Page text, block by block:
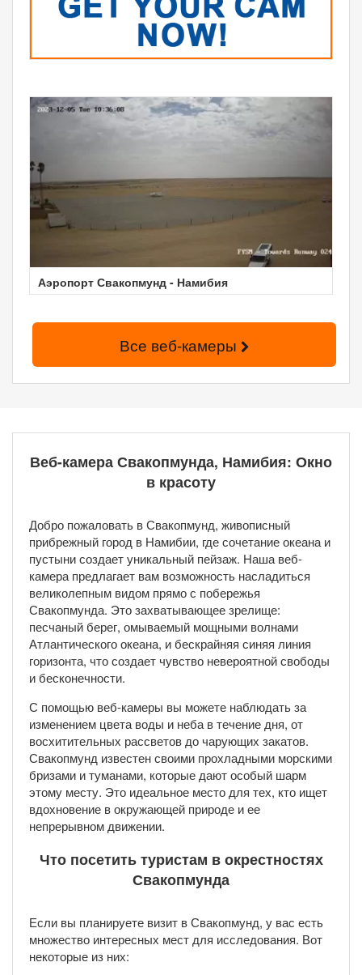
Аэропорт Свакопмунд - Намибия
Все веб-камеры
Веб-камера Свакопмунда, Намибия: Окно
в красоту
Добро пожаловать в Свакопмунд, живописный
прибрежный город в Намибии, где сочетание океана и
пустыни создает уникальный пейзаж. Наша веб-
камера предлагает вам возможность насладиться
великолепным видом прямо с побережья
Свакопмунда. Это захватывающее зрелище:
песчаный берег, омываемый мощными волнами
Атлантического океана, и бескрайняя синяя линия
горизонта, что создает чувство невероятной свободы
и бесконечности.
С помощью веб-камеры вы можете наблюдать за
изменением цвета воды и неба в течение дня, от
восхитительных рассветов до чарующих закатов.
Свакопмунд известен своими прохладными морскими
бризами и туманами, которые дают особый шарм
этому месту. Это идеальное место для тех, кто ищет
вдохновение в окружающей природе и ее
непрерывном движении.
Что посетить туристам в окрестностях
Свакопмунда
Если вы планируете визит в Свакопмунд, у вас есть
множество интересных мест для исследования. Вот
некоторые из них: